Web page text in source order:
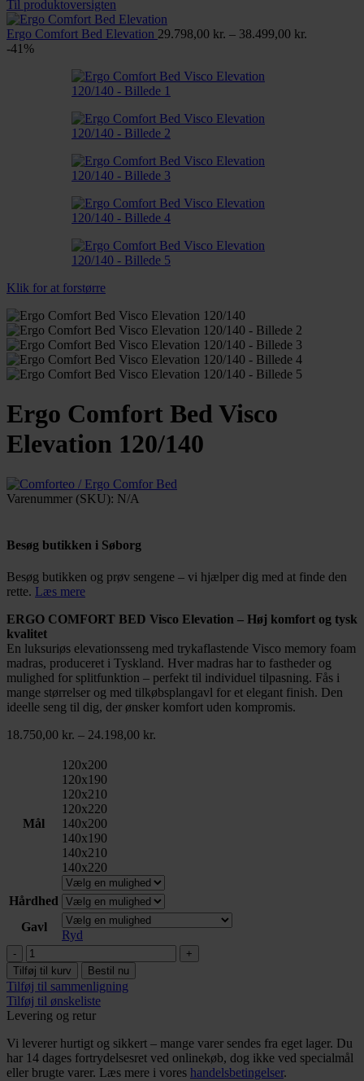
28.999,00 kr.
Til produktoversigten
Ergo Comfort Bed Elevation 29.798,00 kr. – 38.499,00 kr.
-41%
Klik for at forstørre
Ergo Comfort Bed Visco
Elevation 120/140
Varenummer (SKU): N/A
Besøg butikken i Søborg
Besøg butikken og prøv sengene – vi hjælper dig med at finde den
rette. Læs mere
ERGO COMFORT BED Visco Elevation – Høj komfort og tysk
kvalitet
En luksuriøs elevationsseng med trykaflastende Visco memory foam
madras, produceret i Tyskland. Hver madras har to fastheder og
mulighed for splitfunktion – perfekt til individuel tilpasning. Fås i
mange størrelser og med tilkøbsplangavl for et elegant finish. Den
ideelle seng til dig, der ønsker komfort uden kompromis.
18.750,00 kr. – 24.198,00 kr.
Mål
120x200
120x190
120x210
120x220
140x200
140x190
140x210
140x220
Hårdhed
Gavl
Ryd
Ergo
Comfort
Bed
Visco
Elevation
120/140
antal
Tilføj til kurv Bestil nu
Tilføj til sammenligning
Tilføj til ønskeliste
Levering og retur
Vi leverer hurtigt og sikkert – mange varer sendes fra eget lager. Du
har 14 dages fortrydelsesret ved onlinekøb, dog ikke ved specialmål
eller brugte varer. Læs mere i vores handelsbetingelser.